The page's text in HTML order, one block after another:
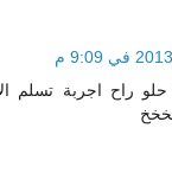
مرة حلو راح اجربة تسلم